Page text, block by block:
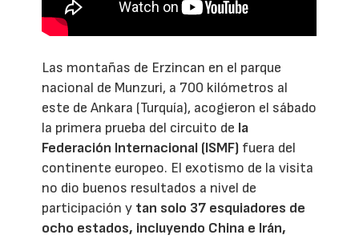
Las montañas de Erzincan en el parque
nacional de Munzuri, a 700 kilómetros al
este de Ankara (Turquía), acogieron el sábado
la primera prueba del circuito de la
Federación Internacional (ISMF) fuera del
continente europeo. El exotismo de la visita
no dio buenos resultados a nivel de
participación y tan solo 37 esquiadores de
ocho estados, incluyendo China e Irán,